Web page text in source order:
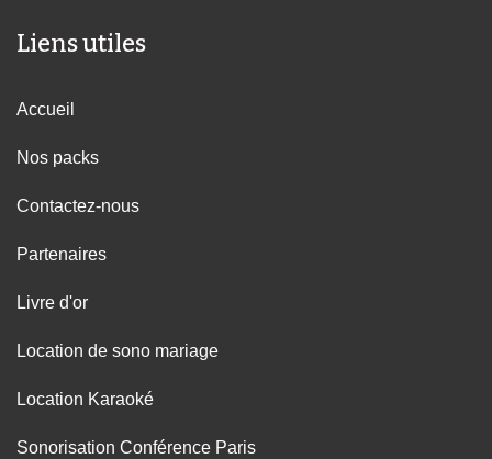
Liens utiles
Accueil
Nos packs
Contactez-nous
Partenaires
Livre d'or
Location de sono mariage
Location Karaoké
Sonorisation Conférence Paris